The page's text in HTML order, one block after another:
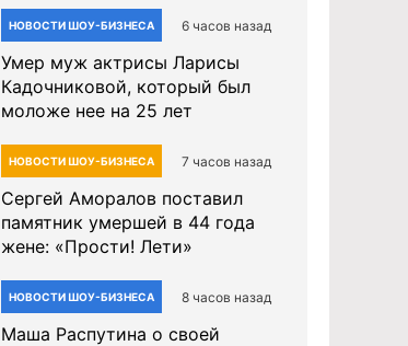
НОВОСТИ ШОУ-БИЗНЕСА 6 часов назад
Умер муж актрисы Ларисы
Кадочниковой, который был
моложе нее на 25 лет
НОВОСТИ ШОУ-БИЗНЕСА 7 часов назад
Сергей Аморалов поставил
памятник умершей в 44 года
жене: «Прости! Лети»
НОВОСТИ ШОУ-БИЗНЕСА 8 часов назад
Маша Распутина о своей